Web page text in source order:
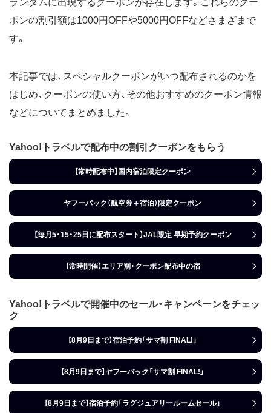
ランダムに出現するクーポンが存在します。これらのクー
ポンの割引額は1000円OFFや5000円OFFなどさまざまで
す。
本記事では、スペシャルクーポンがいつ配布されるのかを
はじめ、クーポンの使い方、その他おすすめのクーポン情報
などについてまとめました。
Yahoo!トラベルで配布中の割引クーポンをもらう
【常時配布中】国内宿泊限定クーポン
ヤフーパック（航空券＋宿泊）限定クーポン
【毎月5・15・25日に配布スタート】JAL限定 早期予約クーポン
【常時開催】エリア別・クーポン配布中の宿
Yahoo!トラベルで開催中のセール・キャンペーンをチェッ
ク
【8月9日まで】宿泊予約「サマ割 FINAL!」
【8月9日まで】ヤフーパック「サマ割 FINAL!」
【8月9日まで】宿泊予約「ラグジュアリールームセール」